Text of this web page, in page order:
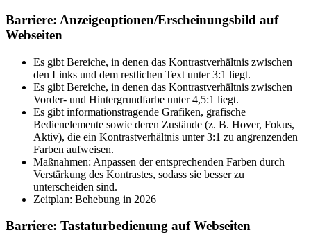
Barriere: Anzeigeoptionen/Erscheinungsbild auf
Webseiten
Es gibt Bereiche, in denen das Kontrastverhältnis zwischen
den Links und dem restlichen Text unter 3:1 liegt.
Es gibt Bereiche, in denen das Kontrastverhältnis zwischen
Vorder- und Hintergrundfarbe unter 4,5:1 liegt.
Es gibt informationstragende Grafiken, grafische
Bedienelemente sowie deren Zustände (z. B. Hover, Fokus,
Aktiv), die ein Kontrastverhältnis unter 3:1 zu angrenzenden
Farben aufweisen.
Maßnahmen: Anpassen der entsprechenden Farben durch
Verstärkung des Kontrastes, sodass sie besser zu
unterscheiden sind.
Zeitplan: Behebung in 2026
Barriere: Tastaturbedienung auf Webseiten